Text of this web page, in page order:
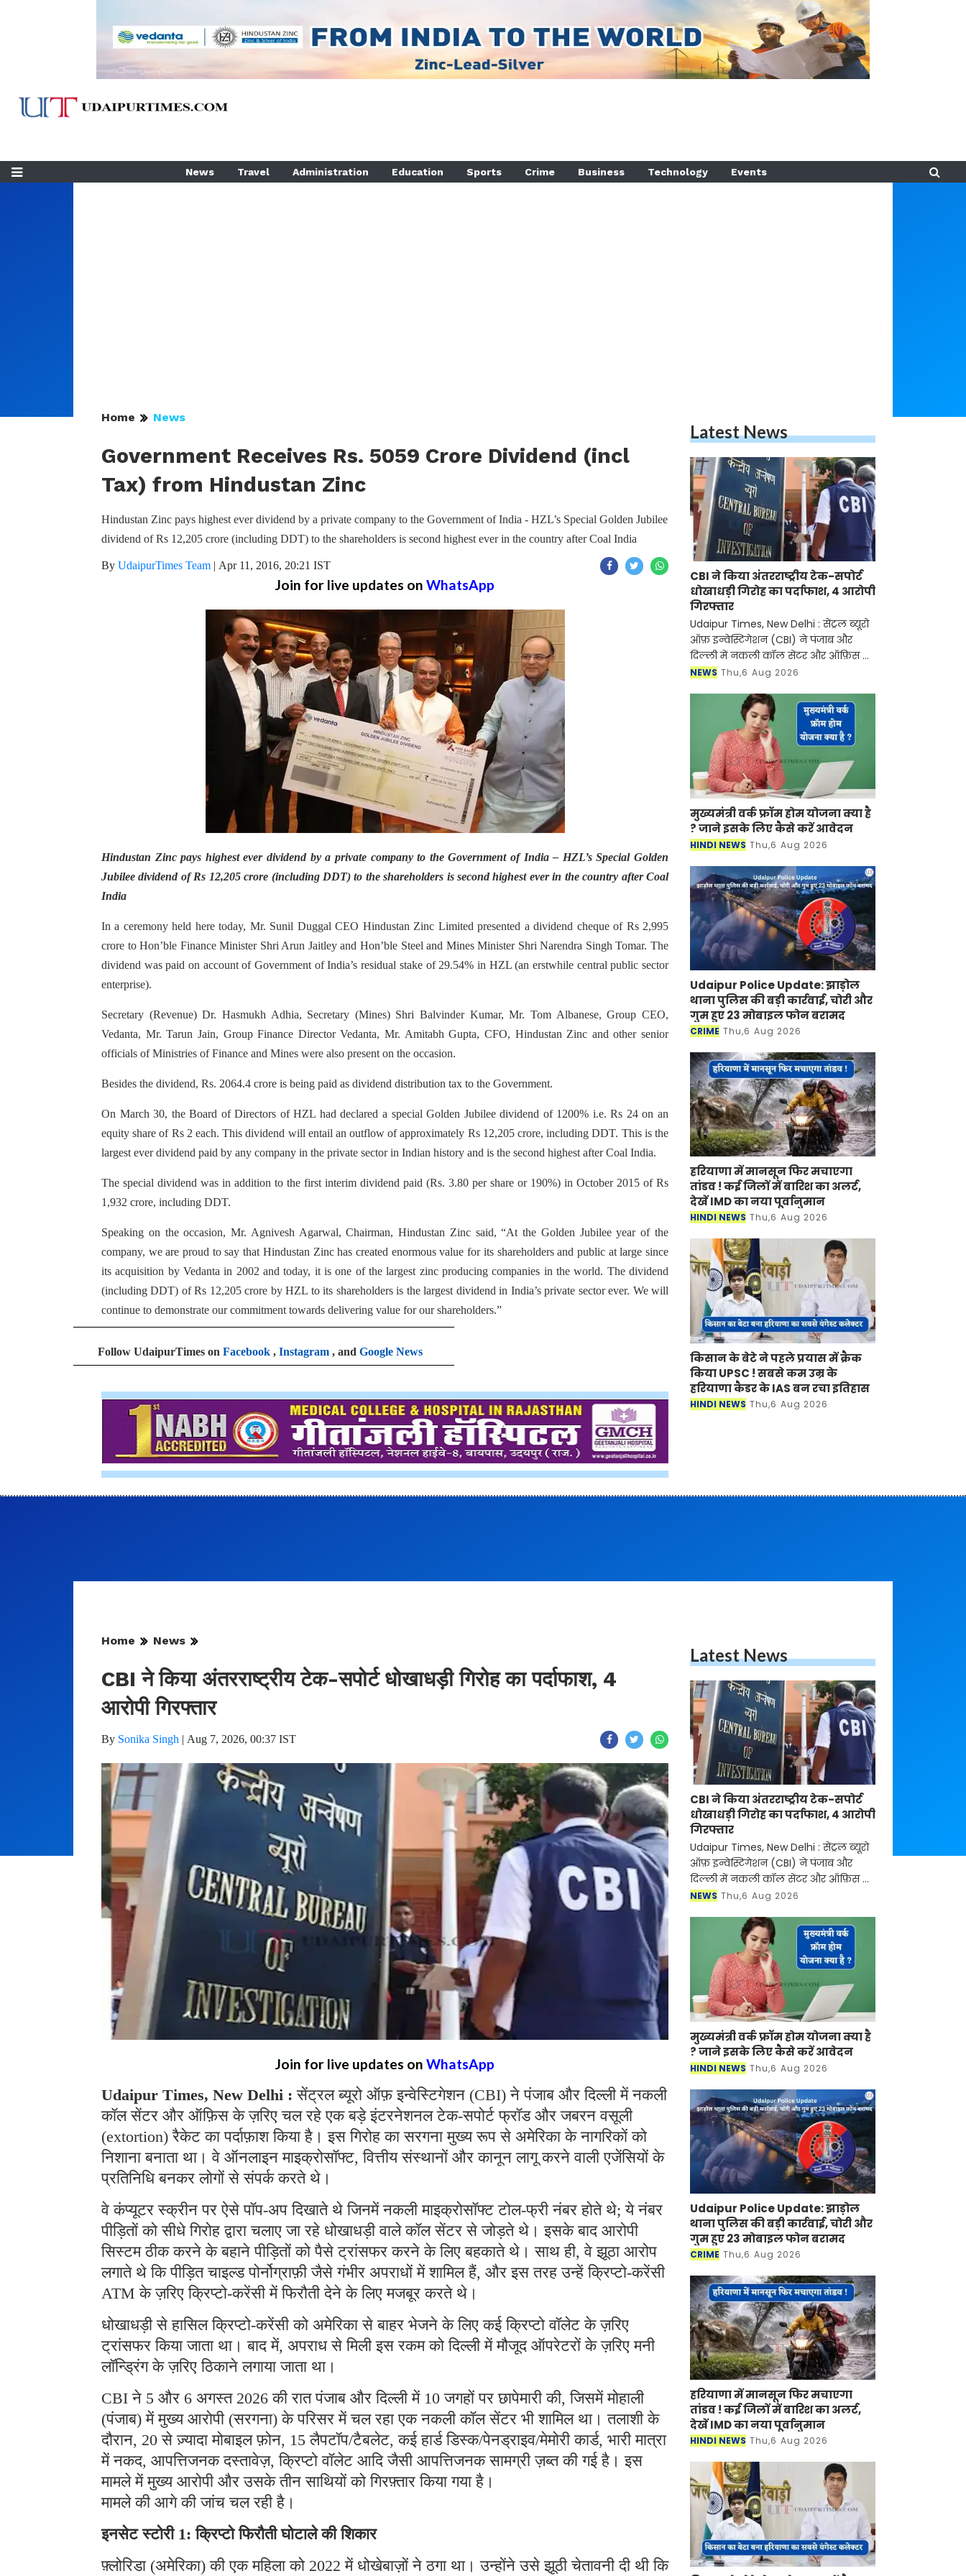
News Travel Administration Education Sports Crime Business Technology Events
Home News
Government Receives Rs. 5059 Crore Dividend (incl
Tax) from Hindustan Zinc
Hindustan Zinc pays highest ever dividend by a private company to the Government of India - HZL’s Special Golden Jubilee
dividend of Rs 12,205 crore (including DDT) to the shareholders is second highest ever in the country after Coal India
By UdaipurTimes Team | Apr 11, 2016, 20:21 IST
Join for live updates on WhatsApp
Hindustan Zinc pays highest ever dividend by a private company to the Government of India – HZL’s Special Golden
Jubilee dividend of Rs 12,205 crore (including DDT) to the shareholders is second highest ever in the country after Coal
India
In a ceremony held here today, Mr. Sunil Duggal CEO Hindustan Zinc Limited presented a dividend cheque of Rs 2,995
crore to Hon’ble Finance Minister Shri Arun Jaitley and Hon’ble Steel and Mines Minister Shri Narendra Singh Tomar. The
dividend was paid on account of Government of India’s residual stake of 29.54% in HZL (an erstwhile central public sector
enterprise).
Secretary (Revenue) Dr. Hasmukh Adhia, Secretary (Mines) Shri Balvinder Kumar, Mr. Tom Albanese, Group CEO,
Vedanta, Mr. Tarun Jain, Group Finance Director Vedanta, Mr. Amitabh Gupta, CFO, Hindustan Zinc and other senior
officials of Ministries of Finance and Mines were also present on the occasion.
Besides the dividend, Rs. 2064.4 crore is being paid as dividend distribution tax to the Government.
On March 30, the Board of Directors of HZL had declared a special Golden Jubilee dividend of 1200% i.e. Rs 24 on an
equity share of Rs 2 each. This dividend will entail an outflow of approximately Rs 12,205 crore, including DDT. This is the
largest ever dividend paid by any company in the private sector in Indian history and is the second highest after Coal India.
The special dividend was in addition to the first interim dividend paid (Rs. 3.80 per share or 190%) in October 2015 of Rs
1,932 crore, including DDT.
Speaking on the occasion, Mr. Agnivesh Agarwal, Chairman, Hindustan Zinc said, “At the Golden Jubilee year of the
company, we are proud to say that Hindustan Zinc has created enormous value for its shareholders and public at large since
its acquisition by Vedanta in 2002 and today, it is one of the largest zinc producing companies in the world. The dividend
(including DDT) of Rs 12,205 crore by HZL to its shareholders is the largest dividend in India’s private sector ever. We will
continue to demonstrate our commitment towards delivering value for our shareholders.”
Follow UdaipurTimes on Facebook , Instagram , and Google News
Latest News
CBI ने किया अंतरराष्ट्रीय टेक-सपोर्ट
धोखाधड़ी गिरोह का पर्दाफाश, 4 आरोपी
गिरफ्तार
Udaipur Times, New Delhi : सेंट्रल ब्यूरो
ऑफ़ इन्वेस्टिगेशन (CBI) ने पंजाब और
दिल्ली में नकली कॉल सेंटर और ऑफ़िस के
ज़रिए चल रहे एक बड़े इंटरनेशनल टेक-
NEWS Thu,6 Aug 2026
मुख्यमंत्री वर्क फ्रॉम होम योजना क्या है
? जाने इसके लिए कैसे करें आवेदन
HINDI NEWS Thu,6 Aug 2026
Udaipur Police Update: झाड़ोल
थाना पुलिस की बड़ी कार्रवाई, चोरी और
गुम हुए 23 मोबाइल फोन बरामद
CRIME Thu,6 Aug 2026
हरियाणा में मानसून फिर मचाएगा
तांडव ! कई जिलों में बारिश का अलर्ट,
देखें IMD का नया पूर्वानुमान
HINDI NEWS Thu,6 Aug 2026
किसान के बेटे ने पहले प्रयास में क्रैक
किया UPSC ! सबसे कम उम्र के
हरियाणा कैडर के IAS बन रचा इतिहास
HINDI NEWS Thu,6 Aug 2026
Home News
CBI ने किया अंतरराष्ट्रीय टेक-सपोर्ट धोखाधड़ी गिरोह का पर्दाफाश, 4
आरोपी गिरफ्तार
By Sonika Singh | Aug 7, 2026, 00:37 IST
Join for live updates on WhatsApp
Udaipur Times, New Delhi :सेंट्रल ब्यूरो ऑफ़ इन्वेस्टिगेशन (CBI) ने पंजाब और दिल्ली में नकली
कॉल सेंटर और ऑफ़िस के ज़रिए चल रहे एक बड़े इंटरनेशनल टेक-सपोर्ट फ्रॉड और जबरन वसूली
(extortion) रैकेट का पर्दाफ़ाश किया है। इस गिरोह का सरगना मुख्य रूप से अमेरिका के नागरिकों को
निशाना बनाता था। वे ऑनलाइन माइक्रोसॉफ्ट, वित्तीय संस्थानों और कानून लागू करने वाली एजेंसियों के
प्रतिनिधि बनकर लोगों से संपर्क करते थे।
वे कंप्यूटर स्क्रीन पर ऐसे पॉप-अप दिखाते थे जिनमें नकली माइक्रोसॉफ्ट टोल-फ्री नंबर होते थे; ये नंबर
पीड़ितों को सीधे गिरोह द्वारा चलाए जा रहे धोखाधड़ी वाले कॉल सेंटर से जोड़ते थे। इसके बाद आरोपी
सिस्टम ठीक करने के बहाने पीड़ितों को पैसे ट्रांसफर करने के लिए बहकाते थे। साथ ही, वे झूठा आरोप
लगाते थे कि पीड़ित चाइल्ड पोर्नोग्राफ़ी जैसे गंभीर अपराधों में शामिल हैं, और इस तरह उन्हें क्रिप्टो-करेंसी
ATM के ज़रिए क्रिप्टो-करेंसी में फिरौती देने के लिए मजबूर करते थे।
धोखाधड़ी से हासिल क्रिप्टो-करेंसी को अमेरिका से बाहर भेजने के लिए कई क्रिप्टो वॉलेट के ज़रिए
ट्रांसफर किया जाता था। बाद में, अपराध से मिली इस रकम को दिल्ली में मौजूद ऑपरेटरों के ज़रिए मनी
लॉन्ड्रिंग के ज़रिए ठिकाने लगाया जाता था।
CBI ने 5 और 6 अगस्त 2026 की रात पंजाब और दिल्ली में 10 जगहों पर छापेमारी की, जिसमें मोहाली
(पंजाब) में मुख्य आरोपी (सरगना) के परिसर में चल रहा एक नकली कॉल सेंटर भी शामिल था। तलाशी के
दौरान, 20 से ज़्यादा मोबाइल फ़ोन, 15 लैपटॉप/टैबलेट, कई हार्ड डिस्क/पेनड्राइव/मेमोरी कार्ड, भारी मात्रा
में नकद, आपत्तिजनक दस्तावेज़, क्रिप्टो वॉलेट आदि जैसी आपत्तिजनक सामग्री ज़ब्त की गई है। इस
मामले में मुख्य आरोपी और उसके तीन साथियों को गिरफ़्तार किया गया है।
मामले की आगे की जांच चल रही है।
इनसेट स्टोरी 1: क्रिप्टो फिरौती घोटाले की शिकार
फ़्लोरिडा (अमेरिका) की एक महिला को 2022 में धोखेबाज़ों ने ठगा था। उन्होंने उसे झूठी चेतावनी दी थी कि
Latest News
CBI ने किया अंतरराष्ट्रीय टेक-सपोर्ट
धोखाधड़ी गिरोह का पर्दाफाश, 4 आरोपी
गिरफ्तार
Udaipur Times, New Delhi : सेंट्रल ब्यूरो
ऑफ़ इन्वेस्टिगेशन (CBI) ने पंजाब और
दिल्ली में नकली कॉल सेंटर और ऑफ़िस के
ज़रिए चल रहे एक बड़े इंटरनेशनल टेक-
NEWS Thu,6 Aug 2026
मुख्यमंत्री वर्क फ्रॉम होम योजना क्या है
? जाने इसके लिए कैसे करें आवेदन
HINDI NEWS Thu,6 Aug 2026
Udaipur Police Update: झाड़ोल
थाना पुलिस की बड़ी कार्रवाई, चोरी और
गुम हुए 23 मोबाइल फोन बरामद
CRIME Thu,6 Aug 2026
हरियाणा में मानसून फिर मचाएगा
तांडव ! कई जिलों में बारिश का अलर्ट,
देखें IMD का नया पूर्वानुमान
HINDI NEWS Thu,6 Aug 2026